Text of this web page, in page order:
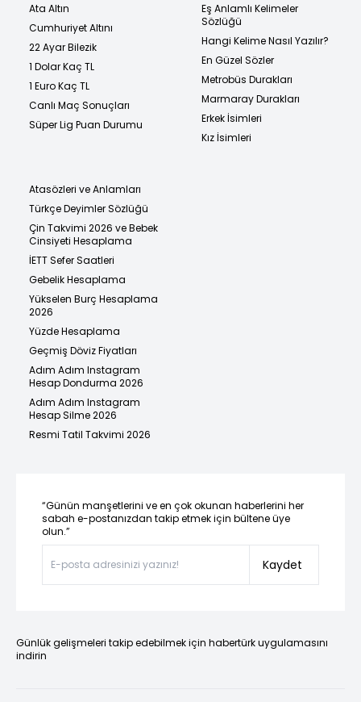
Ata Altın
Cumhuriyet Altını
22 Ayar Bilezik
1 Dolar Kaç TL
1 Euro Kaç TL
Canlı Maç Sonuçları
Süper Lig Puan Durumu
Eş Anlamlı Kelimeler
Sözlüğü
Hangi Kelime Nasıl Yazılır?
En Güzel Sözler
Metrobüs Durakları
Marmaray Durakları
Erkek İsimleri
Kız İsimleri
Atasözleri ve Anlamları
Türkçe Deyimler Sözlüğü
Çin Takvimi 2026 ve Bebek
Cinsiyeti Hesaplama
İETT Sefer Saatleri
Gebelik Hesaplama
Yükselen Burç Hesaplama
2026
Yüzde Hesaplama
Geçmiş Döviz Fiyatları
Adım Adım Instagram
Hesap Dondurma 2026
Adım Adım Instagram
Hesap Silme 2026
Resmi Tatil Takvimi 2026
“Günün manşetlerini ve en çok okunan haberlerini her
sabah e-postanızdan takip etmek için bültene üye
olun.”
Kaydet
Günlük gelişmeleri takip edebilmek için habertürk uygulamasını
indirin